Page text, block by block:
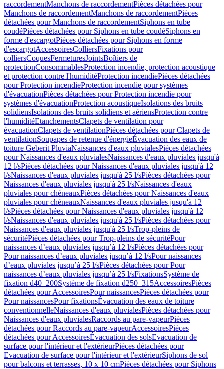
raccordementManchons de raccordementPièces détachées pour
Manchons de raccordementManchons de raccordementPièces
détachées pour Manchons de raccordementSiphons en tube
coudéPièces détachées pour Siphons en tube coudéSiphons en
forme d'escargotPièces détachées pour Siphons en forme
d'escargotAccessoiresColliersFixations pour
colliersCoquesFermeturesJointsBoîtiers de
protectionConsommablesProtection incendie, protection acoustique
et protection contre l'humiditéProtection incendiePièces détachées
pour Protection incendieProtection incendie pour systèmes
d'évacuationPièces détachées pour Protection incendie pour
systèmes d'évacuationProtection acoustiqueIsolations des bruits
solidiensIsolations des bruits solidiens et aériensProtection contre
l'humiditéEtanchementsClapets de ventilation pour
évacuationClapets de ventilationPièces détachées pour Clapets de
ventilationSoupapes de retenue d'énergieÉvacuation des eaux de
toiture Geberit PluviaNaissances d'eaux pluvialesPièces détachées
pour Naissances d'eaux pluvialesNaissances d'eaux pluviales jusqu'à
12 l/sPièces détachées pour Naissances d'eaux pluviales jusqu'à 12
l/sNaissances d'eaux pluviales jusqu'à 25 l/sPièces détachées pour
Naissances d'eaux pluviales jusqu'à 25 l/sNaissances d'eaux
pluviales pour chéneauxPièces détachées pour Naissances d'eaux
pluviales pour chéneauxNaissances d'eaux pluviales jusqu'à 12
l/sPièces détachées pour Naissances d'eaux pluviales jusqu'à 12
l/sNaissances d'eaux pluviales jusqu'à 25 l/sPièces détachées pour
Naissances d'eaux pluviales jusqu'à 25 l/sTrop-pleins de
sécuritéPièces détachées pour Trop-pleins de sécuritéPour
naissances d’eaux pluviales jusqu’à 12 l/sPièces détachées pour
Pour naissances d’eaux pluviales jusqu’à 12 l/sPour naissances
d’eaux pluviales jusqu’à 25 l/sPièces détachées pour Pour
naissances d’eaux pluviales jusqu’à 25 l/sFixationsSystème de
fixation d40–200Système de fixation d250–315AccessoiresPièces
détachées pour AccessoiresPour naissancesPièces détachées pour
Pour naissancesPour fixationsÉvacuation des eaux de toiture
conventionnelleNaissances d'eaux pluvialesPièces détachées pour
Naissances d'eaux pluvialesRaccords au pare-vapeurPièces
détachées pour Raccords au pare-vapeurAccessoiresPièces
détachées pour AccessoiresÉvacuation des solsEvacuation de
surface pour l'intérieur et l'extérieurPièces détachées pour
Evacuation de surface pour l'intérieur et l'extérieurSiphons de sol
pour balcons et terrasses, 10 x 10 cmPièces détachées pour Siphons